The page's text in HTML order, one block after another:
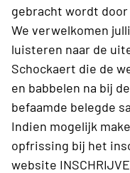
gebracht wordt
We verwelkomen
luisteren naar de
Schockaert die de
en babbelen na bij
befaamde belegde
Indien mogelijk
opfrissing bij het
website